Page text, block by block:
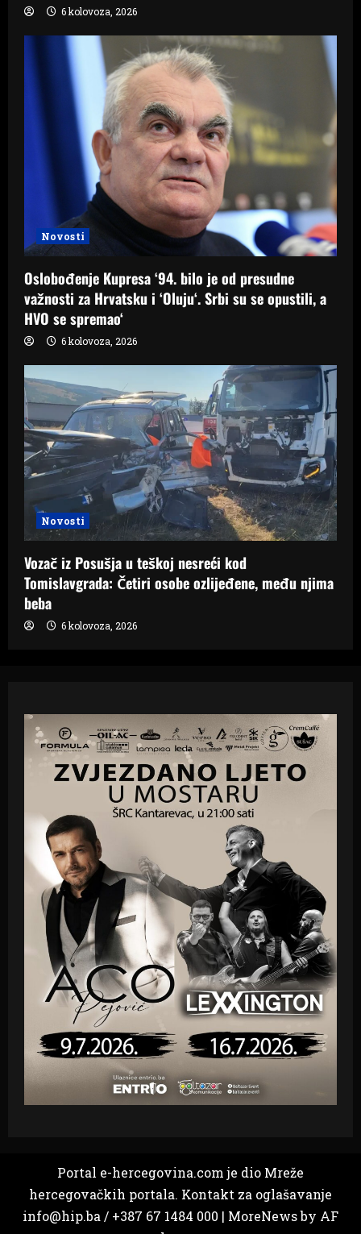
6 kolovoza, 2026
Novosti
Oslobođenje Kupresa ‘94. bilo je od presudne
važnosti za Hrvatsku i ‘Oluju‘. Srbi su se opustili, a
HVO se spremao‘
6 kolovoza, 2026
Novosti
Vozač iz Posušja u teškoj nesreći kod
Tomislavgrada: Četiri osobe ozlijeđene, među njima
beba
6 kolovoza, 2026
Portal e-hercegovina.com je dio Mreže
hercegovačkih portala. Kontakt za oglašavanje
info@hip.ba / +387 67 1484 000 | MoreNewsby AF